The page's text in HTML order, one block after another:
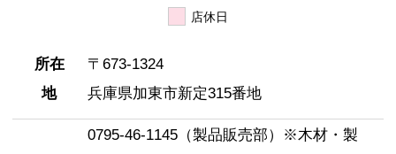
電話
店休日
所在
地
〒673-1324
兵庫県加東市新定315番地
0795-46-1145（製品販売部）※木材・製